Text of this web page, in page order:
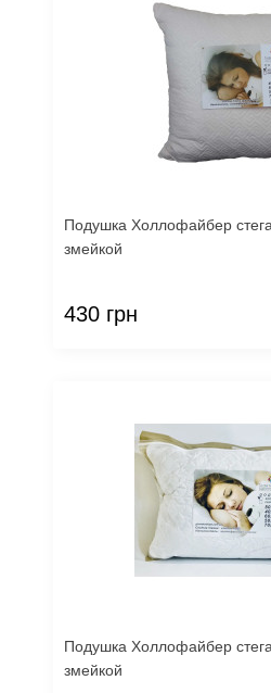
Подушка Холлофайбер
змейкой
430 грн
Подушка Холлофайбер
змейкой